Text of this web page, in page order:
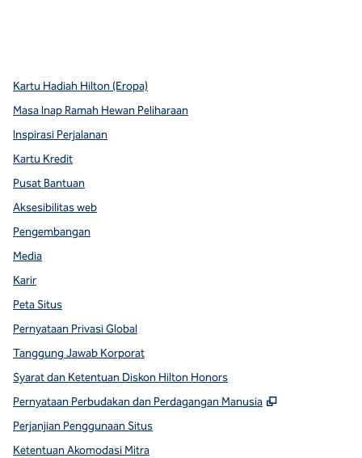
Kartu Hadiah Hilton (Eropa)
Masa Inap Ramah Hewan Peliharaan
Inspirasi Perjalanan
Kartu Kredit
Pusat Bantuan
Aksesibilitas web
Pengembangan
Media
Karir
Peta Situs
Pernyataan Privasi Global
Tanggung Jawab Korporat
Syarat dan Ketentuan Diskon Hilton Honors
Pernyataan Perbudakan dan Perdagangan Manusia
,
Perjanjian Penggunaan Situs
Ketentuan Akomodasi Mitra